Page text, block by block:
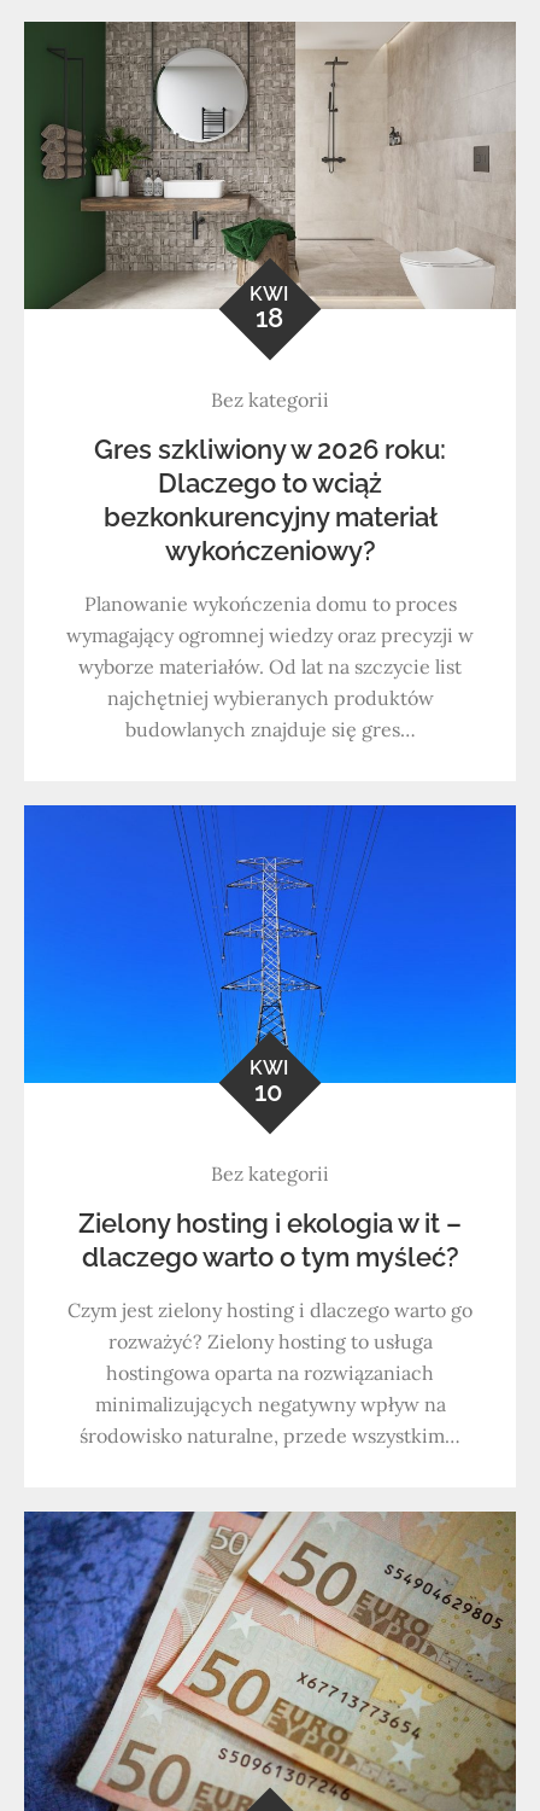
KWI
18
Bez kategorii
Gres szkliwiony w 2026 roku:
Dlaczego to wciąż
bezkonkurencyjny materiał
wykończeniowy?
Planowanie wykończenia domu to proces
wymagający ogromnej wiedzy oraz precyzji w
wyborze materiałów. Od lat na szczycie list
najchętniej wybieranych produktów
budowlanych znajduje się gres…
KWI
10
Bez kategorii
Zielony hosting i ekologia w it –
dlaczego warto o tym myśleć?
Czym jest zielony hosting i dlaczego warto go
rozważyć? Zielony hosting to usługa
hostingowa oparta na rozwiązaniach
minimalizujących negatywny wpływ na
środowisko naturalne, przede wszystkim…